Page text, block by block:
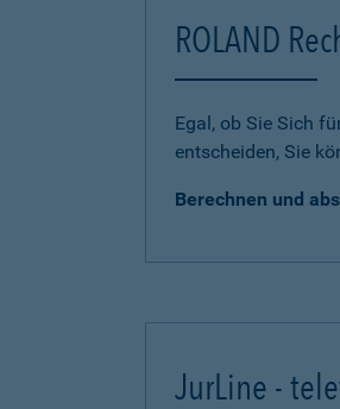
ROLAND
Egal, ob Sie Sich
entscheiden, Sie
Berechnen und
JurLine -